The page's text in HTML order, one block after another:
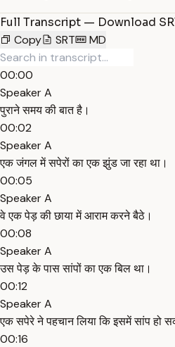
Full Transcript — Download
Copy
SRT MD
00:00
Speaker A
पुराने समय की बात है।
00:02
Speaker A
एक जंगल में सपेरों का एक झुंड जा रहा था।
00:05
Speaker A
वे एक पेड़ की छाया में आराम करने बैठे।
00:08
Speaker A
उस पेड़ के पास सांपों का एक बिल था।
00:12
Speaker A
एक सपेरे ने पहचान लिया कि इसमें सांप हो
00:16